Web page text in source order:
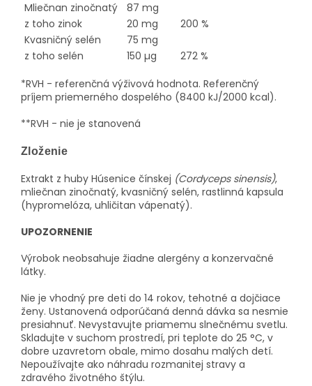
Mliečnan zinočnatý
87 mg
z toho zinok
20 mg
200 %
Kvasničný selén
75 mg
z toho selén
150 µg
272 %
*RVH - referenčná výživová hodnota. Referenčný
príjem priemerného dospelého (8400 kJ/2000 kcal).
**RVH - nie je stanovená
Zloženie
Extrakt z huby Húsenice čínskej (Cordyceps sinensis),
mliečnan zinočnatý, kvasničný selén, rastlinná kapsula
(hypromelóza, uhličitan vápenatý).
UPOZORNENIE
Výrobok neobsahuje žiadne alergény a konzervačné
látky.
Nie je vhodný pre deti do 14 rokov, tehotné a dojčiace
ženy. Ustanovená odporúčaná denná dávka sa nesmie
presiahnuť. Nevystavujte priamemu slnečnému svetlu.
Skladujte v suchom prostredí, pri teplote do 25 °C, v
dobre uzavretom obale, mimo dosahu malých detí.
Nepoužívajte ako náhradu rozmanitej stravy a
zdravého životného štýlu.